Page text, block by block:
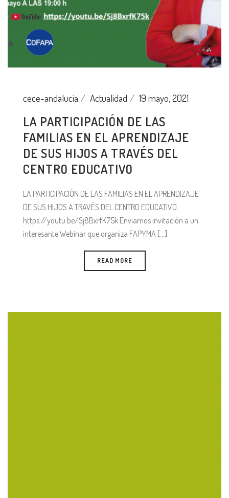
cece-andalucia Actualidad 19 mayo, 2021
LA PARTICIPACIÓN DE LAS
FAMILIAS EN EL APRENDIZAJE
DE SUS HIJOS A TRAVÉS DEL
CENTRO EDUCATIVO
LA PARTICIPACIÓN DE LAS FAMILIAS EN EL APRENDIZAJE
DE SUS HIJOS A TRAVÉS DEL CENTRO EDUCATIVO
https://youtu.be/Sj8BxrfK75k Enviamos invitación a un
interesante Webinar que organiza FAPYMA [...]
READ MORE